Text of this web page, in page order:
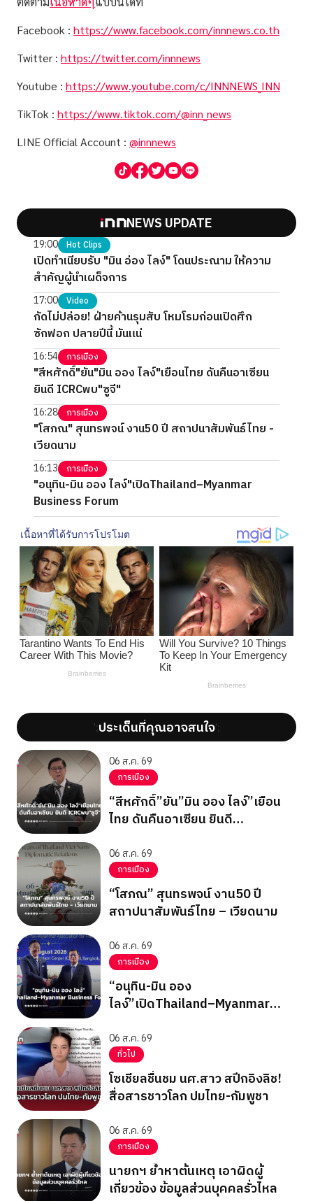
Facebook : https://www.facebook.com/innnews.co.th
Twitter : https://twitter.com/innnews
Youtube : https://www.youtube.com/c/INNNEWS_INN
TikTok : https://www.tiktok.com/@inn_news
LINE Official Account : @innnews
NEWS UPDATE
19:00 Hot Clips
เปิดทำเนียบรับ "มิน อ่อง ไลง์" โดนประณาม ให้ความ
สำคัญผู้นำเผด็จการ
17:00 Video
กัดไม่ปล่อย! ฝ่ายค้านรุมสับ โหมโรมก่อนเปิดศึก
ซักฟอก ปลายปีนี้ มันแน่
16:54 การเมือง
"สีหศักดิ์"ยัน"มิน ออง ไลง์"เยือนไทย ดันคืนอาเซียน
ยินดี ICRCพบ"ซูจี"
16:28 การเมือง
"โสภณ" สุนทรพจน์ งาน50 ปี สถาปนาสัมพันธ์ไทย -
เวียดนาม
16:13 การเมือง
"อนุทิน-มิน ออง ไลง์"เปิดThailand–Myanmar
Business Forum
';ประเด็นที่คุณอาจสนใจ';
06 ส.ค. 69
การเมือง
“สีหศักดิ์”ยัน”มิน ออง ไลง์”เยือน
ไทย ดันคืนอาเซียน ยินดี
06 ส.ค. 69
การเมือง
“โสภณ” สุนทรพจน์ งาน50 ปี
สถาปนาสัมพันธ์ไทย – เวียดนาม
06 ส.ค. 69
การเมือง
“อนุทิน-มิน ออง
ไลง์”เปิดThailand–Myanmar
06 ส.ค. 69
ทั่วไป
โซเชียลชื่นชม นศ.สาว สปีกอิงลิช!
สื่อสารชาวโลก ปมไทย-กัมพูชา
06 ส.ค. 69
การเมือง
นายกฯ ย้ำหาต้นเหตุ เอาผิดผู้
เกี่ยวข้อง ข้อมูลส่วนบุคคลรั่วไหล